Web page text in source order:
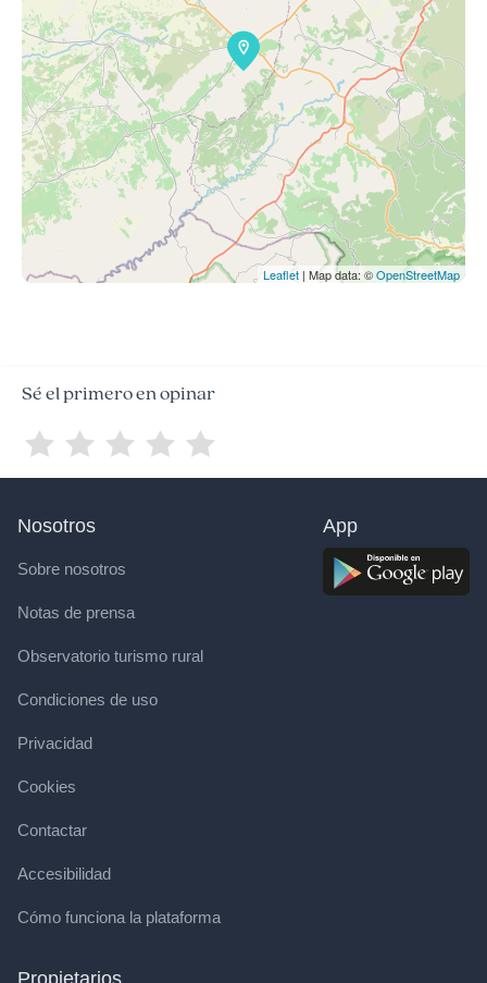
Leaflet | Map data: ©OpenStreetMap
Sé el primero en opinar
Nosotros
Sobre nosotros
Notas de prensa
Observatorio turismo rural
Condiciones de uso
Privacidad
Cookies
Contactar
Accesibilidad
Cómo funciona la plataforma
Propietarios
App